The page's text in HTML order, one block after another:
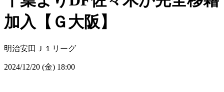
加入【Ｇ大阪】
明治安田Ｊ１リーグ
2024/12/20 (金) 18:00